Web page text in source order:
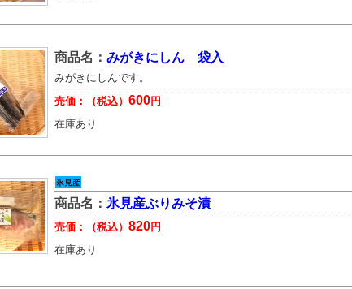
商品名： みがきにしん 袋入
みがきにしんです。
売価：（税込） 600円
在庫あり
商品名： 氷見産ぶりみそ漬
売価：（税込） 820円
在庫あり